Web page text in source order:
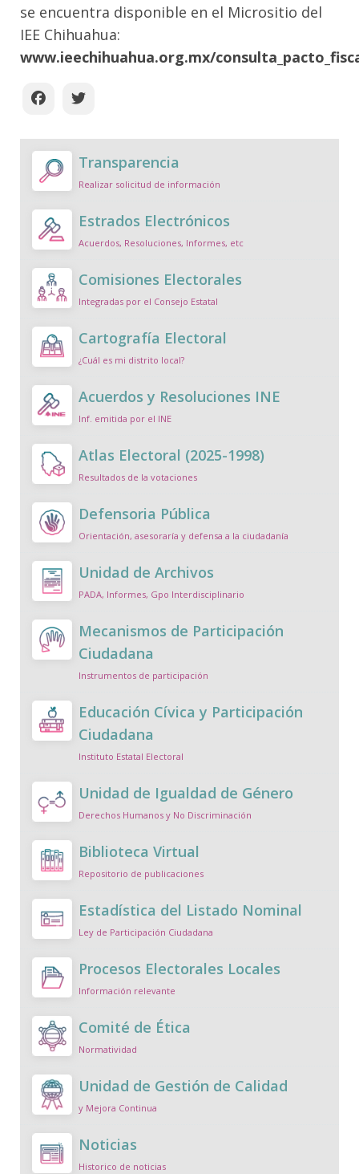
se encuentra disponible en el Micrositio del
IEE Chihuahua:
www.ieechihuahua.org.mx/
Transparencia
Realizar solicitud de información
Estrados Electrónicos
Acuerdos, Resoluciones, Informes, etc
Comisiones Electorales
Integradas por el Consejo Estatal
Cartografía Electoral
¿Cuál es mi distrito local?
Acuerdos y Resoluciones INE
Inf. emitida por el INE
Atlas Electoral (2025-1998)
Resultados de la votaciones
Defensoria Pública
Orientación, asesoraría y defensa a la ciudadanía
Unidad de Archivos
PADA, Informes, Gpo Interdisciplinario
Mecanismos de Participación
Ciudadana
Instrumentos de participación
Educación Cívica y Participación
Ciudadana
Instituto Estatal Electoral
Unidad de Igualdad de Género
Derechos Humanos y No Discriminación
Biblioteca Virtual
Repositorio de publicaciones
Estadística del Listado Nominal
Ley de Participación Ciudadana
Procesos Electorales Locales
Información relevante
Comité de Ética
Normatividad
Unidad de Gestión de Calidad
y Mejora Continua
Noticias
Historico de noticias